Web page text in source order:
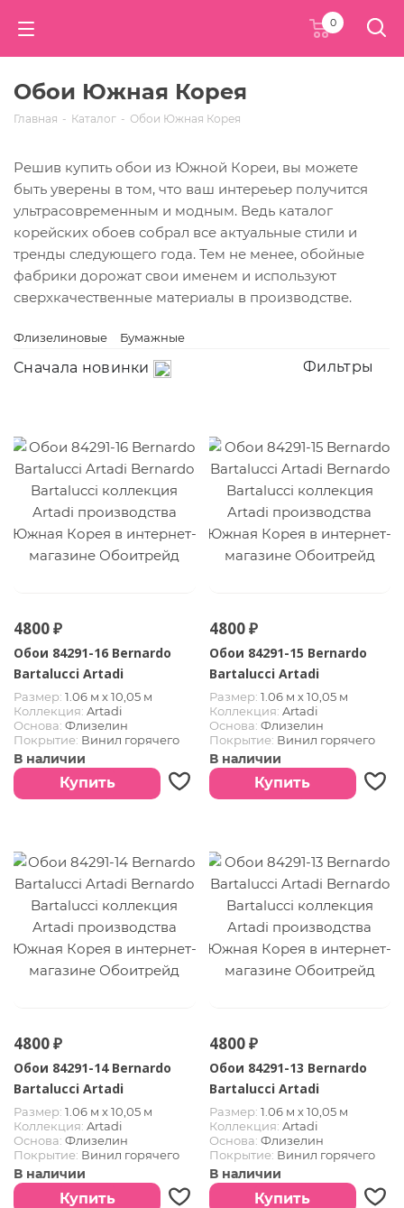
0
Обои Южная Корея
Главная - Каталог - Обои Южная Корея
Решив купить обои из Южной Кореи, вы можете
быть уверены в том, что ваш интереьер получится
ультрасовременным и модным. Ведь каталог
корейских обоев собрал все актуальные стили и
тренды следующего года. Тем не менее, обойные
фабрики дорожат свои именем и используют
сверхкачественные материалы в производстве.
Флизелиновые Бумажные
Сначала новинки Фильтры
4800 ₽
Обои 84291-16 Bernardo
Bartalucci Artadi
Размер: 1.06 м х 10,05 м
Коллекция: Artadi
Основа: Флизелин
Покрытие: Винил горячего
тиснения
Страна:Южная Корея
В наличии
Купить
4800 ₽
Обои 84291-15 Bernardo
Bartalucci Artadi
Размер: 1.06 м х 10,05 м
Коллекция: Artadi
Основа: Флизелин
Покрытие: Винил горячего
тиснения
Страна:Южная Корея
В наличии
Купить
4800 ₽
Обои 84291-14 Bernardo
Bartalucci Artadi
Размер: 1.06 м х 10,05 м
Коллекция: Artadi
Основа: Флизелин
Покрытие: Винил горячего
тиснения
Страна:Южная Корея
В наличии
Купить
4800 ₽
Обои 84291-13 Bernardo
Bartalucci Artadi
Размер: 1.06 м х 10,05 м
Коллекция: Artadi
Основа: Флизелин
Покрытие: Винил горячего
тиснения
Страна:Южная Корея
В наличии
Купить